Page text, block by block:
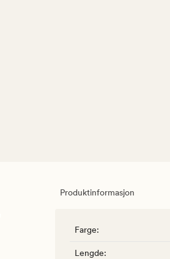
Produktinformasjon
Farge:
Lengde: